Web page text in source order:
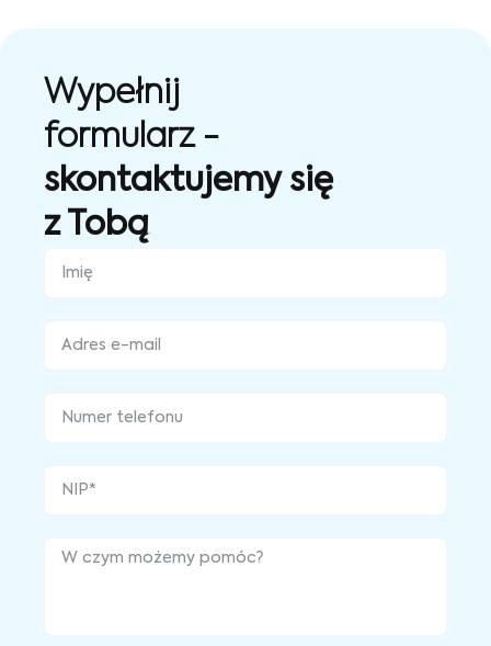
Wypełnij
formularz -
skontaktujemy się
z Tobą